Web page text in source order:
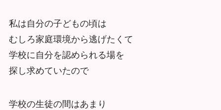
私は自分の子どもの頃は
むしろ家庭環境から逃げたくて
学校に自分を認められる場を
探し求めていたので
学校の生徒の間はあまり